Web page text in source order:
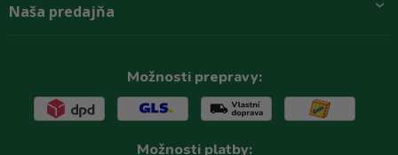
Rady zákazníkom
O firme
Naša predajňa
Možnosti prepravy:
Možnosti platby: